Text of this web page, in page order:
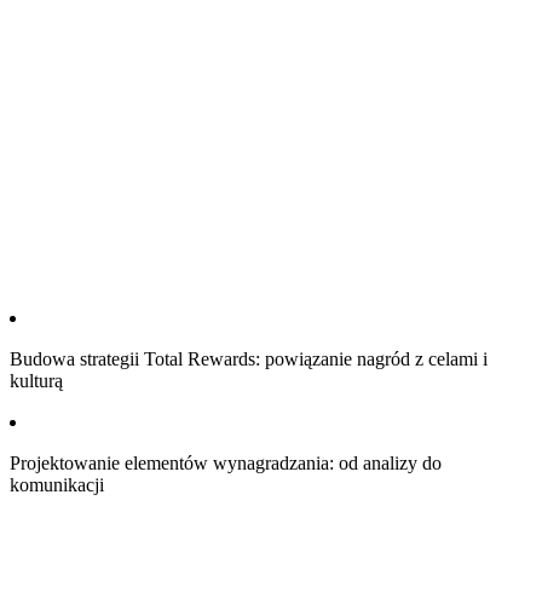
Budowa strategii Total Rewards: powiązanie nagród z celami i
kulturą
Projektowanie elementów wynagradzania: od analizy do
komunikacji